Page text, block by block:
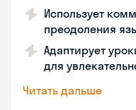
Использует
преодоления
Адаптирует
для
Читать дальше